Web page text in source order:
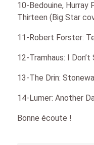
10-Bedouine, Hurray
Thirteen (Big Star
11-Robert Forster:
12-Tramhaus: I Don’t
13-The Drin:
14-Lumer: Another
Bonne écoute !